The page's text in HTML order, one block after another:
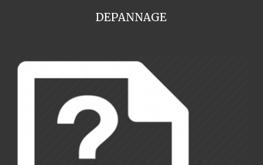
DEPANNAGE